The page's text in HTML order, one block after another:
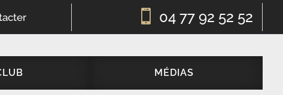
 04 77 92 52 52
MÉDIAS